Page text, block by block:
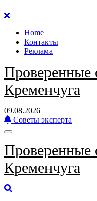
Перейти
содержанию
Home
Контакты
Реклама
Проверенные
Кременчуга
09.08.2026
Советы эксперта
Проверенные
Кременчуга